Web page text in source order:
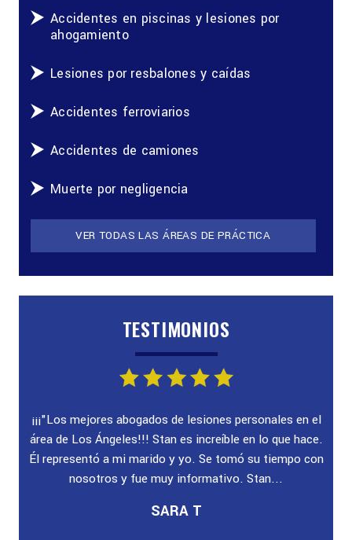
Accidentes en piscinas y lesiones por
ahogamiento
Lesiones por resbalones y caídas
Accidentes ferroviarios
Accidentes de camiones
Muerte por negligencia
VER TODAS LAS ÁREAS DE PRÁCTICA
TESTIMONIOS
¡¡¡"Los mejores abogados de lesiones personales en el
área de Los Ángeles!!! Stan es increíble en lo que hace.
Él representó a mi marido y yo. Se tomó su tiempo con
nosotros y fue muy informativo. Stan...
SARA T